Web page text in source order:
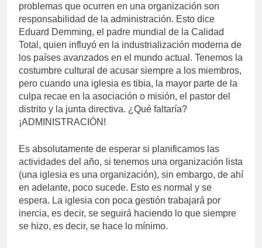
problemas que ocurren en una organización son
responsabilidad de la administración. Esto dice
Eduard Demming, el padre mundial de la Calidad
Total, quien influyó en la industrialización moderna de
los países avanzados en el mundo actual. Tenemos la
costumbre cultural de acusar siempre a los miembros,
pero cuando una iglesia es tibia, la mayor parte de la
culpa recae en la asociación o misión, el pastor del
distrito y la junta directiva. ¿Qué faltaría?
¡ADMINISTRACIÓN!
Es absolutamente de esperar si planificamos las
actividades del año, si tenemos una organización lista
(una iglesia es una organización), sin embargo, de ahí
en adelante, poco sucede. Esto es normal y se
espera. La iglesia con poca gestión trabajará por
inercia, es decir, se seguirá haciendo lo que siempre
se hizo, es decir, se hace lo mínimo.